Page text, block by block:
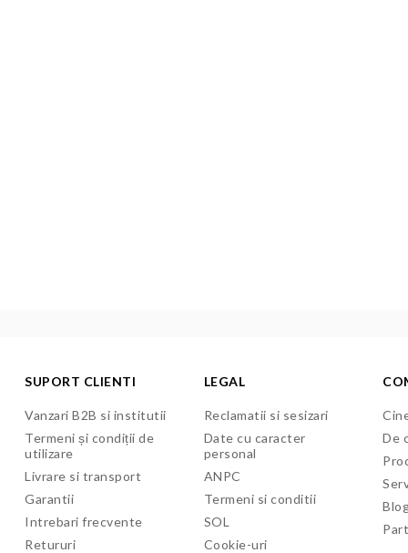
SUPORT CLIENTI
Vanzari B2B si institutii
Termeni și condiții de
utilizare
Livrare si transport
Garantii
Intrebari frecvente
Retururi
LEGAL
Reclamatii si sesizari
Date cu caracter
personal
ANPC
Termeni si conditii
SOL
Cookie-uri
De